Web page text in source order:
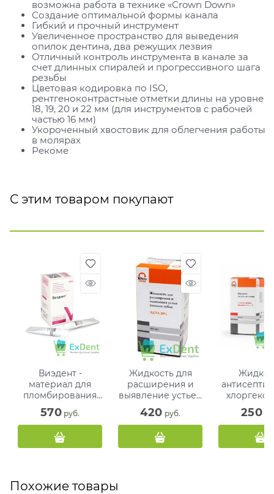
возможна работа в технике «Сrown Down»
Создание оптимальной формы канала
Гибкий и прочный инструмент
Увеличенное пространство для выведения
опилок дентина, два режущих лезвия
Отличный контроль инструмента в канале за
счет длинных спиралей и прогрессивного шага
резьбы
Цветовая кодировка по ISO,
рентгеноконтрастные отметки длины на уровне
18, 19, 20 и 22 мм (для инструментов с рабочей
частью 16 мм)
Укороченный хвостовик для облегчения работы
в молярах
Рекоме
С этим товаром покупают
Виэдент -
материал для
пломбирования
корневых каналов
(4 мл + 4 мл)
570 руб.
Жидкость для
расширения и
выявление устьев
каналов зубов
ЭДТА 20% (100 мл)
420 руб.
(100 мл)
250
Похожие товары